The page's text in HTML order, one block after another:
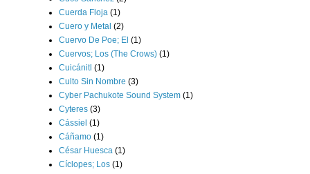
Cuerda Floja (1)
Cuero y Metal (2)
Cuervo De Poe; El (1)
Cuervos; Los (The Crows) (1)
Cuicánitl (1)
Culto Sin Nombre (3)
Cyber Pachukote Sound System (1)
Cyteres (3)
Cássiel (1)
Cáñamo (1)
César Huesca (1)
Cíclopes; Los (1)